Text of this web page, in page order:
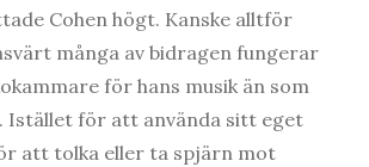
Cohen högt. Kanske alltför
många av bidragen fungerar
för hans musik än som
Istället för att använda sitt eget
att tolka eller ta spjärn mot